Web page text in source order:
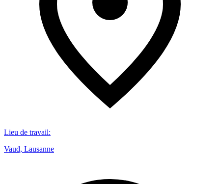
Lieu de travail:
Vaud, Lausanne